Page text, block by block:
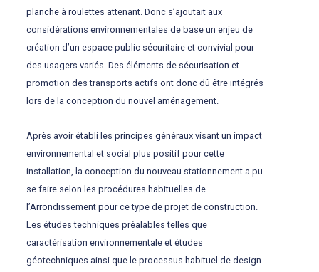
planche à roulettes attenant. Donc s’ajoutait aux
considérations environnementales de base un enjeu de
création d’un espace public sécuritaire et convivial pour
des usagers variés. Des éléments de sécurisation et
promotion des transports actifs ont donc dû être intégrés
lors de la conception du nouvel aménagement.
Après avoir établi les principes généraux visant un impact
environnemental et social plus positif pour cette
installation, la conception du nouveau stationnement a pu
se faire selon les procédures habituelles de
l’Arrondissement pour ce type de projet de construction.
Les études techniques préalables telles que
caractérisation environnementale et études
géotechniques ainsi que le processus habituel de design